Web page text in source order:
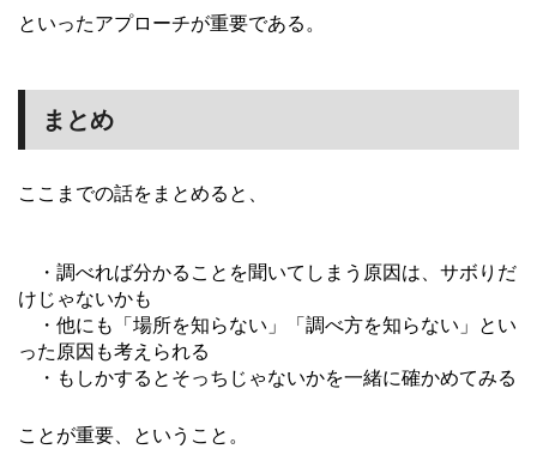
といったアプローチが重要である。
まとめ
ここまでの話をまとめると、
・調べれば分かることを聞いてしまう原因は、サボりだ
・他にも「場所を知らない」「調べ方を知らない」とい
・もしかするとそっちじゃないかを一緒に確かめてみる
ことが重要、ということ。